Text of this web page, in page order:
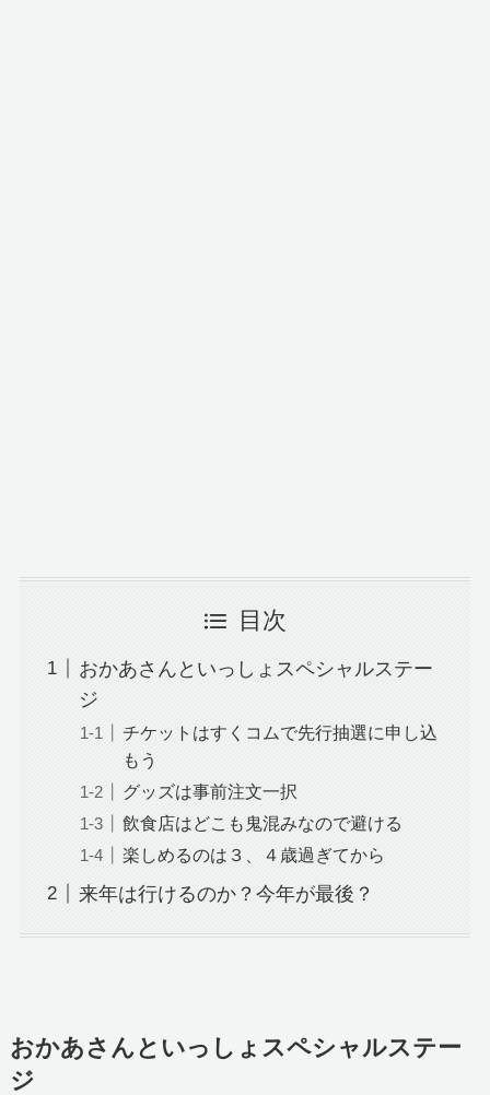
目次
おかあさんといっしょスペシャルステー
ジ
チケットはすくコムで先行抽選に申し込
もう
グッズは事前注文一択
飲食店はどこも鬼混みなので避ける
楽しめるのは３、４歳過ぎてから
来年は行けるのか？今年が最後？
おかあさんといっしょスペシャルステー
ジ